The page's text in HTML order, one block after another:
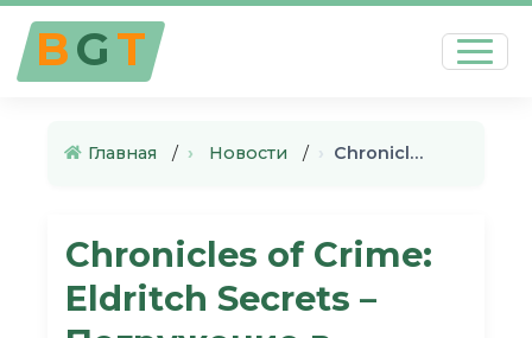
BGT
Главная › Новости › Chronicles of Crime: Eldritch…
Chronicles of Crime:
Eldritch Secrets –